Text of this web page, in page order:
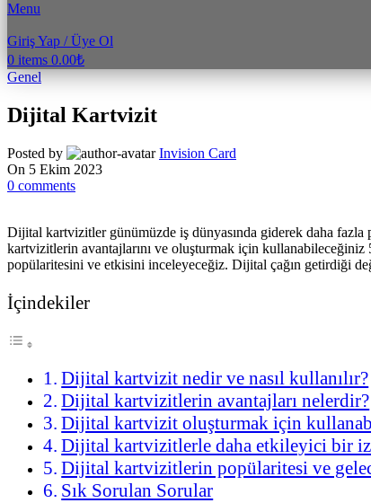
Menu
Giriş Yap / Üye Ol
0 items 0.00₺
Genel
Dijital Kartvizit
Posted by
Invision Card
On 5 Ekim 2023
0 comments
Dijital kartvizitler günümüzde iş dünyasında giderek daha fazla
kartvizitlerin avantajlarını ve oluşturmak için kullanabileceğiniz
popülaritesini ve etkisini inceleyeceğiz. Dijital çağın getirdiği
İçindekiler
Dijital kartvizit nedir ve nasıl kullanılır?
Dijital kartvizitlerin avantajları nelerdir?
Dijital kartvizit oluşturmak için
Dijital kartvizitlerle daha etkileyici bir
Dijital kartvizitlerin popülaritesi ve
Sık Sorulan Sorular